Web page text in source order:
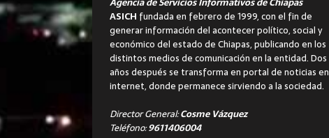
ASICH fundada en febrero de 1999, con el fin de
generar información del acontecer político, social y
económico del estado de Chiapas, publicando en los
distintos medios de comunicación en la entidad. Dos
años después se transforma en portal de noticias en
internet, donde permanece sirviendo a la sociedad.
Director General:Cosme Vázquez
Teléfono:9611406004